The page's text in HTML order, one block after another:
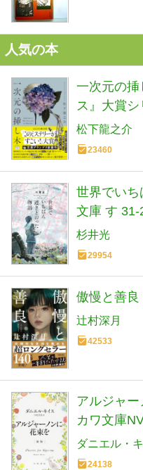
人気の本
一次元の挿
ス』大賞
松下龍之介
23460
世界でいち
文庫 す 31-
杉井光
29954
傲慢と善良
辻村深月
42533
アルジャ
カワ文庫
ダニエル・
24138